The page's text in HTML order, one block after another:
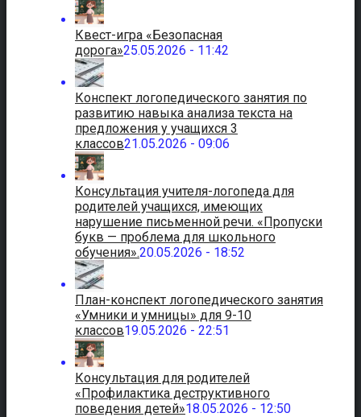
Квест-игра «Безопасная
дорога»25.05.2026 - 11:42
Конспект логопедического занятия по
развитию навыка анализа текста на
предложения у учащихся 3
классов21.05.2026 - 09:06
Консультация учителя-логопеда для
родителей учащихся, имеющих
нарушение письменной речи. «Пропуски
букв — проблема для школьного
обучения».20.05.2026 - 18:52
План-конспект логопедического занятия
«Умники и умницы» для 9-10
классов19.05.2026 - 22:51
Консультация для родителей
«Профилактика деструктивного
поведения детей»18.05.2026 - 12:50